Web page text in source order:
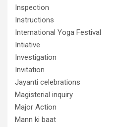
Inspection
Instructions
International Yoga Festival
Intiative
Investigation
Invitation
Jayanti celebrations
Magisterial inquiry
Major Action
Mann ki baat